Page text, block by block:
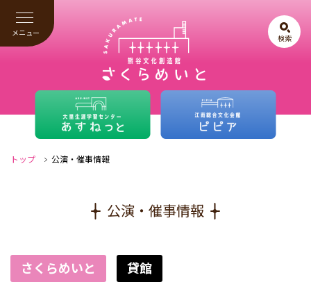
メニュー
検索
トップ 公演・催事情報
公演・催事情報
さくらめいと 貸館